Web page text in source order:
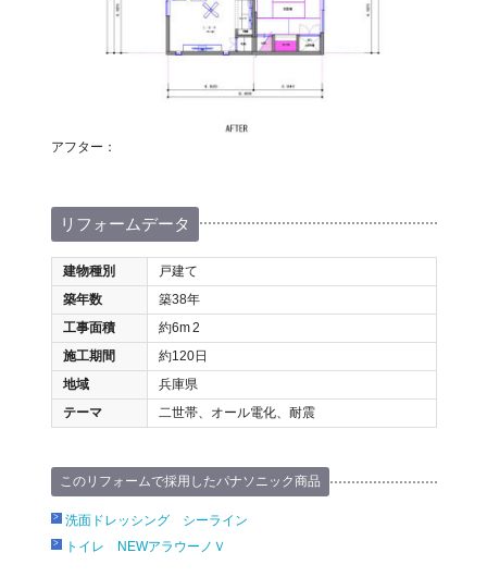
アフター：
リフォームデータ
建物種別
戸建て
築年数
築38年
工事面積
約6m2
施工期間
約120日
地域
兵庫県
テーマ
二世帯、オール電化、耐震
このリフォームで採用したパナソニック商品
洗面ドレッシング シーライン
トイレ NEWアラウーノＶ